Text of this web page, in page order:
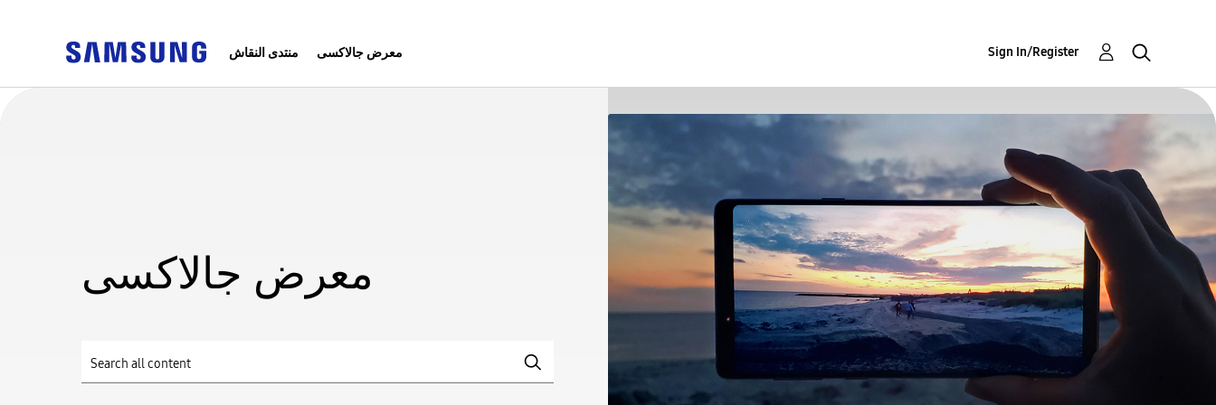
منتدى النقاش معرض جالاكسى Sign In/Register
معرض جالاكسى